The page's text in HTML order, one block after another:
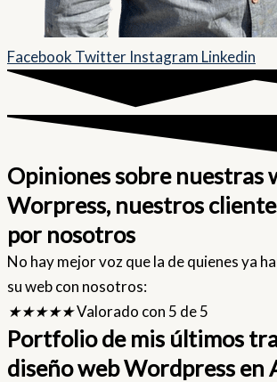
Facebook Twitter Instagram Linkedin
Opiniones sobre nuestras
Worpress, nuestros
por nosotros
No hay mejor voz que la de quienes ya
su web con nosotros:
★★★★★Valorado con 5 de 5
Portfolio de mis últimos
diseño web Wordpress en